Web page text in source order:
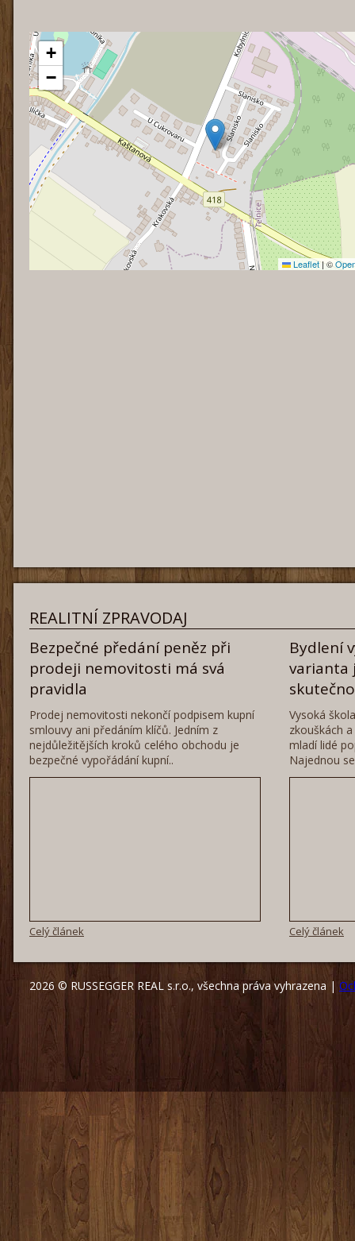
+
−
Leaflet|©
REALITNÍ ZPRAVODAJ
Bezpečné předání peněz při
prodeji nemovitosti má svá
pravidla
Prodej nemovitosti nekončí podpisem kupní
smlouvy ani předáním klíčů. Jedním z
nejdůležitějších kroků celého obchodu je
bezpečné vypořádání kupní..
Celý článek
Bydlení
varianta
Vysoká
zkouškách
mladí lidé
Najednou
Celý článek
2026 © RUSSEGGER REAL s.r.o., všechna práva vyhrazena |